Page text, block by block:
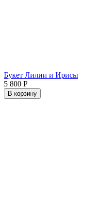
Букет Лилии и Ирисы
5 800 Р
В корзину